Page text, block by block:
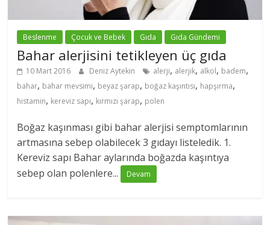
Beslenme Çocuk ve Bebek Gıda Gıda Gündemi
Bahar alerjisini tetikleyen üç gıda
10 Mart 2016 Deniz Aytekin alerji, alerjik, alkol, badem,
bahar, bahar mevsimi, beyaz şarap, boğaz kaşıntısı, hapşırma,
histamin, kereviz sapı, kırmızı şarap, polen
Boğaz kaşınması gibi bahar alerjisi semptomlarının
artmasına sebep olabilecek 3 gıdayı listeledik. 1.
Kereviz sapı Bahar aylarında boğazda kaşıntıya
sebep olan polenlere...
Devam